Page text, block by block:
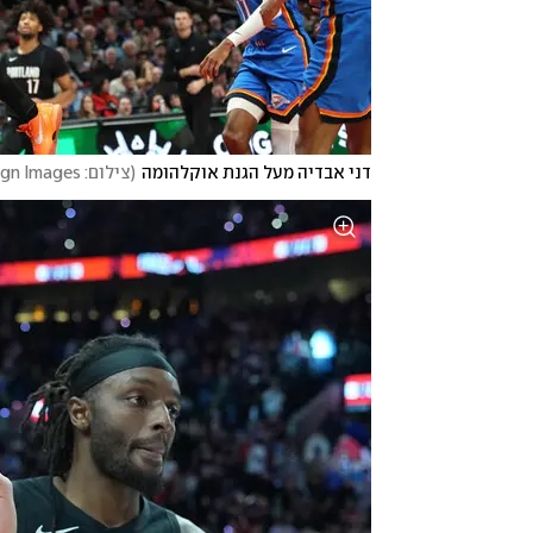
דני אבדיה מעל הגנת אוקלהומה (צילום: Jaime Valdez-Imagn Images